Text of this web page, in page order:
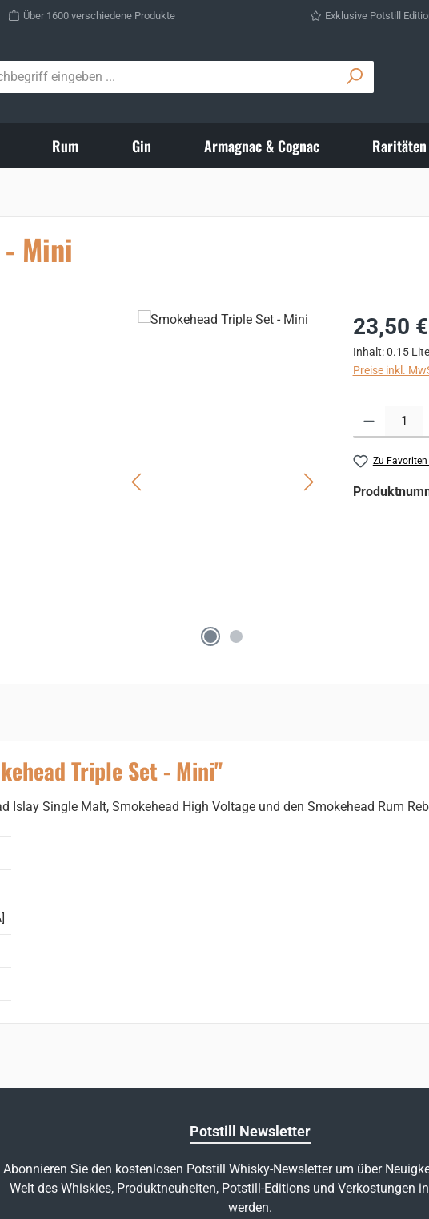
Über 1600 verschiedene Produkte Exklusive Potstill
Rum Gin Armagnac & Cognac Raritäten
Mini
Regulärer
23,50 €
Inhalt:0.15
Preise inkl.
Zu
Triple Set - Mini"
Islay Single Malt, Smokehead High Voltage und den Smokehead Rum
Potstill Newsletter
Abonnieren Sie den kostenlosen Potstill Whisky-Newsletter um über
Welt des Whiskies, Produktneuheiten, Potstill-Editions und Verkostungen
werden.